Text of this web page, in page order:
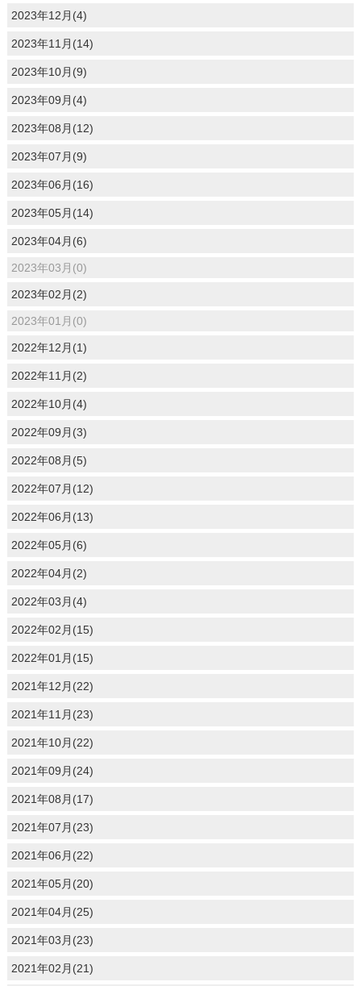
2023年12月(4)
2023年11月(14)
2023年10月(9)
2023年09月(4)
2023年08月(12)
2023年07月(9)
2023年06月(16)
2023年05月(14)
2023年04月(6)
2023年03月(0)
2023年02月(2)
2023年01月(0)
2022年12月(1)
2022年11月(2)
2022年10月(4)
2022年09月(3)
2022年08月(5)
2022年07月(12)
2022年06月(13)
2022年05月(6)
2022年04月(2)
2022年03月(4)
2022年02月(15)
2022年01月(15)
2021年12月(22)
2021年11月(23)
2021年10月(22)
2021年09月(24)
2021年08月(17)
2021年07月(23)
2021年06月(22)
2021年05月(20)
2021年04月(25)
2021年03月(23)
2021年02月(21)